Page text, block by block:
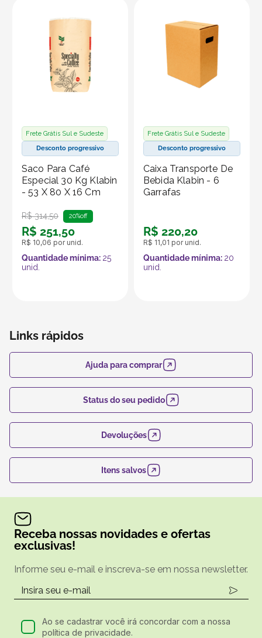
Frete Grátis Sul e Sudeste
Desconto progressivo
Saco Para Café
Especial 30 Kg Klabin
- 53 X 80 X 16 Cm
R$ 314,50 20%off
R$ 251,50
R$ 10,06 por unid.
Quantidade mínima: 25
unid.
Frete Grátis Sul e Sudeste
Desconto progressivo
Caixa Transporte De
Bebida Klabin - 6
Garrafas
R$ 220,20
R$ 11,01 por unid.
Quantidade mínima: 20
unid.
Links rápidos
Ajuda para comprar
Status do seu pedido
Devoluções
Itens salvos
Receba nossas novidades e ofertas
exclusivas!
Informe seu e-mail e inscreva-se em nossa newsletter.
Ao se cadastrar você irá concordar com a nossa
política de privacidade.